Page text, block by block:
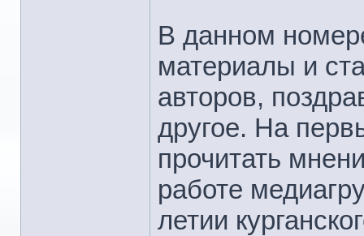
В данном
материалы и
авторов,
другое. На
прочитать
работе
летии